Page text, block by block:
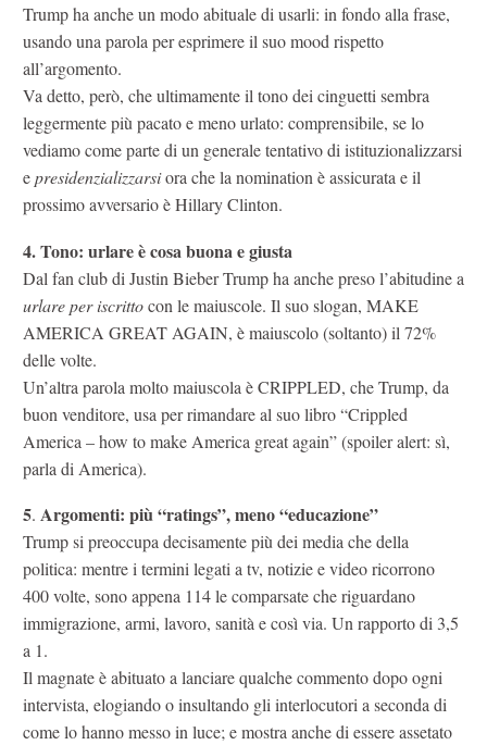
Trump ha anche un modo abituale di usarli: in fondo alla frase,
usando una parola per esprimere il suo mood rispetto
all’argomento.
Va detto, però, che ultimamente il tono dei cinguetti sembra
leggermente più pacato e meno urlato: comprensibile, se lo
vediamo come parte di un generale tentativo di istituzionalizzarsi
epresidenzializzarsiora che la nomination è assicurata e il
prossimo avversario è Hillary Clinton.
4. Tono: urlare è cosa buona e giusta
Dal fan club di Justin Bieber Trump ha anche preso l’abitudine a
urlare per iscrittocon le maiuscole. Il suo slogan, MAKE
AMERICA GREAT AGAIN, è maiuscolo (soltanto) il 72%
delle volte.
Un’altra parola molto maiuscola è CRIPPLED, che Trump, da
buon venditore, usa per rimandare al suo libro “Crippled
America – how to make America great again” (spoiler alert: sì,
parla di America).
5. Argomenti: più “ratings”, meno “educazione”
Trump si preoccupa decisamente più dei media che della
politica: mentre i termini legati a tv, notizie e video ricorrono
400 volte, sono appena 114 le comparsate che riguardano
immigrazione, armi, lavoro, sanità e così via. Un rapporto di 3,5
a 1.
Il magnate è abituato a lanciare qualche commento dopo ogni
intervista, elogiando o insultando gli interlocutori a seconda di
come lo hanno messo in luce; e mostra anche di essere assetato